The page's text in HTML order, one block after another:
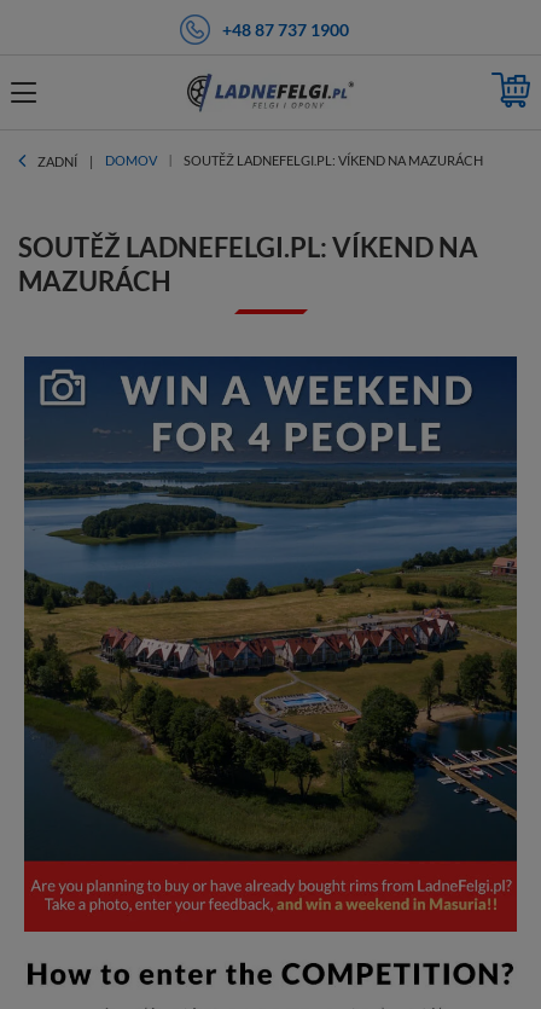
+48 87 737 1900
ZADNÍ DOMOV SOUTĚŽ LADNEFELGI.PL: VÍKEND NA MAZURÁCH
SOUTĚŽ LADNEFELGI.PL: VÍKEND NA
MAZURÁCH